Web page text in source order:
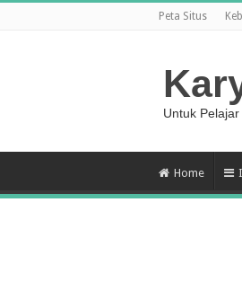
Peta Situs
Untuk
Home